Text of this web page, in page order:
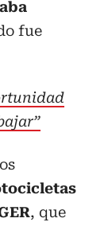
fue
, que